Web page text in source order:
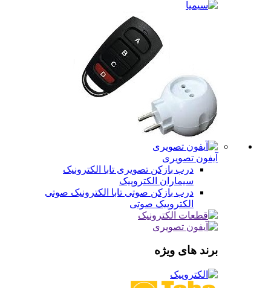
آیفون تصویری
درب بازکن تصویری تابا الکترونیک
سیماران الکتروپیک
درب بازکن صوتی تابا الکترونیک صوتی
الکتروپیک صوتی
برند های ویژه